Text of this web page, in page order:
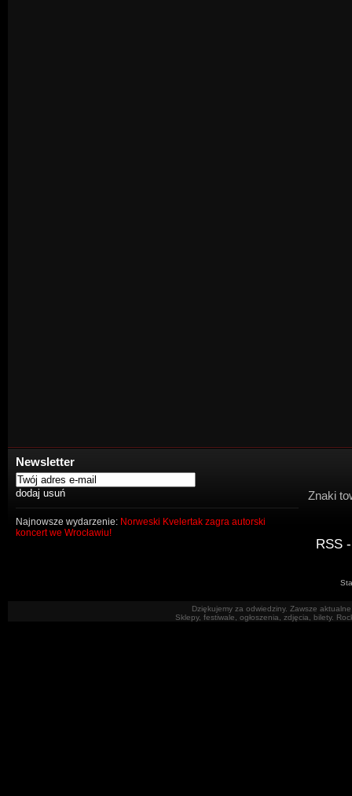
Newsletter
Najnowsze wydarzenie: Norweski Kvelertak zagra autorski
koncert we Wrocławiu!
Znaki
RSS
Dziękujemy za odwiedziny. Zawsze
Sklepy, festiwale, ogłoszenia, zdjęcia, bilety.